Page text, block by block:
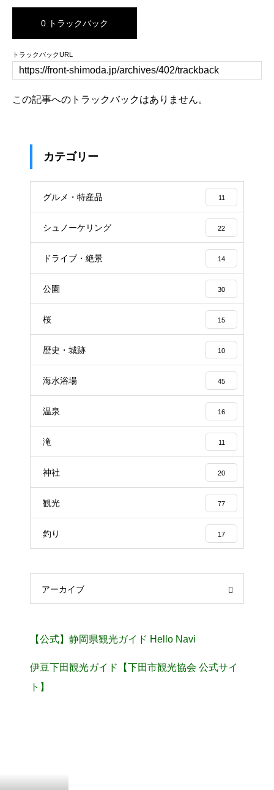
0 トラックバック
トラックバックURL
この記事へのトラックバックはありません。
カテゴリー
グルメ・特産品 11
シュノーケリング 22
ドライブ・絶景 14
公園 30
桜 15
歴史・城跡 10
海水浴場 45
温泉 16
滝 11
神社 20
観光 77
釣り 17
アーカイブ
【公式】静岡県観光ガイド Hello Navi
伊豆下田観光ガイド【下田市観光協会 公式サイ
ト】